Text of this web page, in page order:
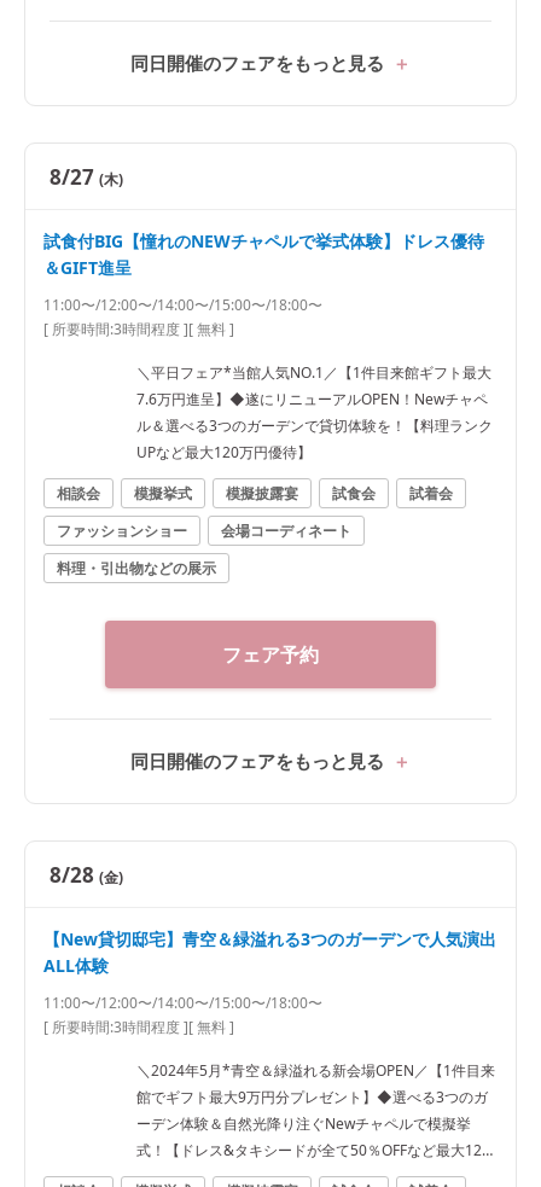
同日開催のフェアをもっと見る
8/27 (木)
試食付BIG【憧れのNEWチャペルで挙式体験】ドレス優待
＆GIFT進呈
11:00〜/12:00〜/14:00〜/15:00〜/18:00〜
[ 所要時間:3時間程度][ 無料 ]
＼平日フェア*当館人気NO.1／【1件目来館ギフト最大
7.6万円進呈】◆遂にリニューアルOPEN！Newチャペ
ル＆選べる3つのガーデンで貸切体験を！【料理ランク
UPなど最大120万円優待】
相談会
模擬挙式 模擬披露宴 試食会
試着会
ファッションショー
会場コーディネート
料理・引出物などの展示
フェア予約
同日開催のフェアをもっと見る
8/28 (金)
【New貸切邸宅】青空＆緑溢れる3つのガーデンで人気演出
ALL体験
11:00〜/12:00〜/14:00〜/15:00〜/18:00〜
[ 所要時間:3時間程度][ 無料 ]
＼2024年5月*青空＆緑溢れる新会場OPEN／【1件目来
館でギフト最大9万円分プレゼント】◆選べる3つのガ
ーデン体験＆自然光降り注ぐNewチャペルで模擬挙
式！【ドレス&タキシードが全て50％OFFなど最大120
万円優待】